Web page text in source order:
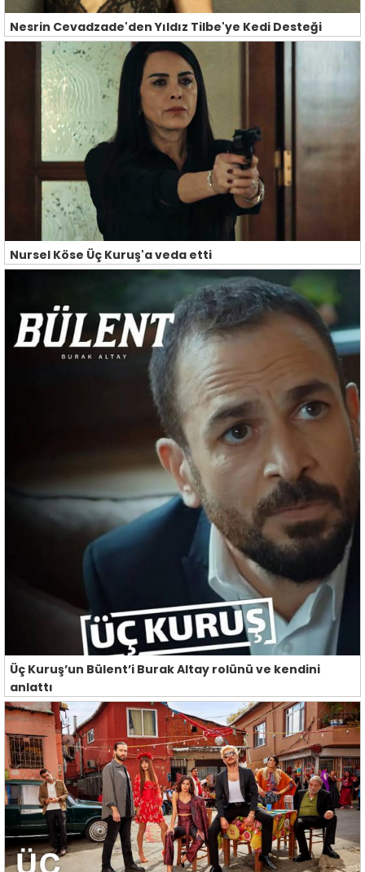
Nesrin Cevadzade'den Yıldız Tilbe'ye Kedi Desteği
Nursel Köse Üç Kuruş'a veda etti
Üç Kuruş’un Bülent’i Burak Altay rolünü ve kendini
anlattı